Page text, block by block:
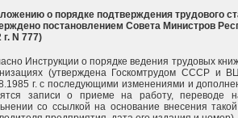
о порядке подтверждения трудового
постановлением Совета Министров
г. N 777)
Инструкции о порядке ведения трудовых
(утверждена Госкомтрудом СССР и
г. с последующими изменениями и
записи о приеме на работу, переводе
со ссылкой на основание внесения